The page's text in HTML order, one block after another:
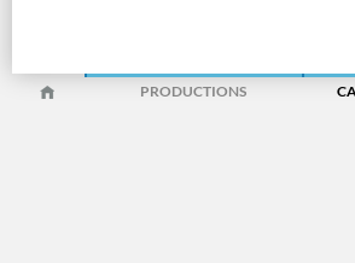
PRODUCTIONS